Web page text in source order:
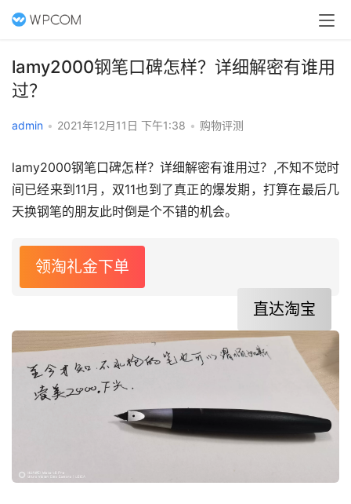
lamy2000钢笔口碑怎样？详细解密有谁用
过？
admin • 2021年12月11日 下午1:38 • 购物评测
lamy2000钢笔口碑怎样？详细解密有谁用过？,不知不觉时
间已经来到11月，双11也到了真正的爆发期，打算在最后几
天换钢笔的朋友此时倒是个不错的机会。
领淘礼金下单
直达淘宝